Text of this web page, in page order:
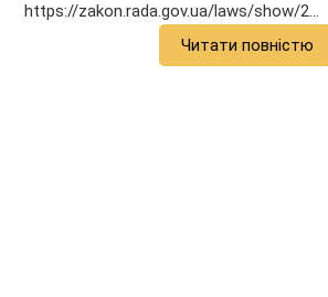
https://zakon.rada.gov.ua/laws/show/2...
Читати повністю